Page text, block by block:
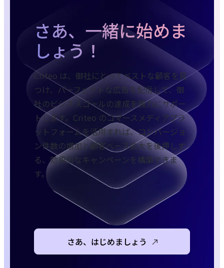
さあ、一緒に始めま
しょう！
Criteo は、御社にとってベストな顧客を見
つけ、パーフェクトな広告を配信して、御
社のビジネスゴールの達成を強力にサポー
トします。Criteo のコマースメディアプラ
ットフォームを活用すれば、コンバージョ
ン件数の増加と顧客ベース拡大を後押しす
る、効果的なキャンペーンを構築できま
す。
さあ、はじめましょう